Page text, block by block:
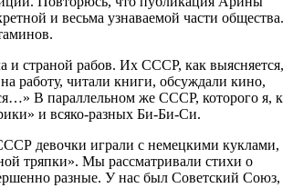
и весьма узнаваемой части общества.
и страной рабов. Их СССР, как выясняется,
работу, читали книги, обсуждали кино,
В параллельном же СССР, которого я, к
и всяко-разных Би-Би-Си.
девочки играли с немецкими куклами,
тряпки». Мы рассматривали стихи о
разные. У нас был Советский Союз,